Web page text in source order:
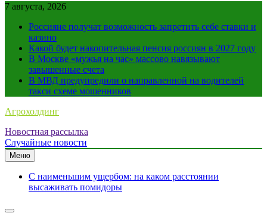
7 августа, 2026
Россияне получат возможность запретить себе ставки и
казино
Какой будет накопительная пенсия россиян в 2027 году
В Москве «мужья на час» массово навязывают
завышенные счета
В МВД предупредили о направленной на водителей
такси схеме мошенников
Агрохолдинг
Новостная рассылка
Случайные новости
Меню
С наименьшим ущербом: на каком расстоянии
высаживать помидоры